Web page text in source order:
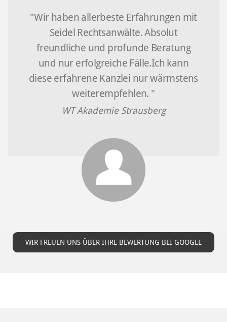
"Wir haben allerbeste Erfahrungen mit
Seidel Rechtsanwälte. Absolut
freundliche und profunde Beratung
und nur erfolgreiche Fälle.Ich kann
diese erfahrene Kanzlei nur wärmstens
weiterempfehlen. "
WT Akademie Strausberg
WIR FREUEN UNS ÜBER IHRE BEWERTUNG BEI GOOGLE